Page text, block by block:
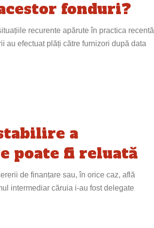
fonduri?
recurente apărute în practica recentă
au efectuat plăți către furnizori după data
a
poate fi reluată
de finanțare sau, în orice caz, află
intermediar căruia i-au fost delegate